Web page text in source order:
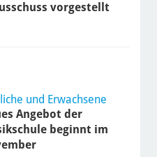
vorgestellt
und Erwachsene
Angebot der
beginnt im